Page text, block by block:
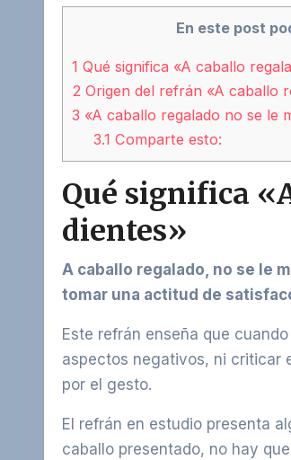
En este post
1 Qué significa «A caballo
2 Origen del refrán «A caballo
3 «A caballo regalado no se le
3.1 Comparte esto:
Qué significa
dientes»
A caballo regalado, no se le
tomar una actitud de
Este refrán enseña que
aspectos negativos, ni criticar
por el gesto.
El refrán en estudio presenta
caballo presentado, no hay